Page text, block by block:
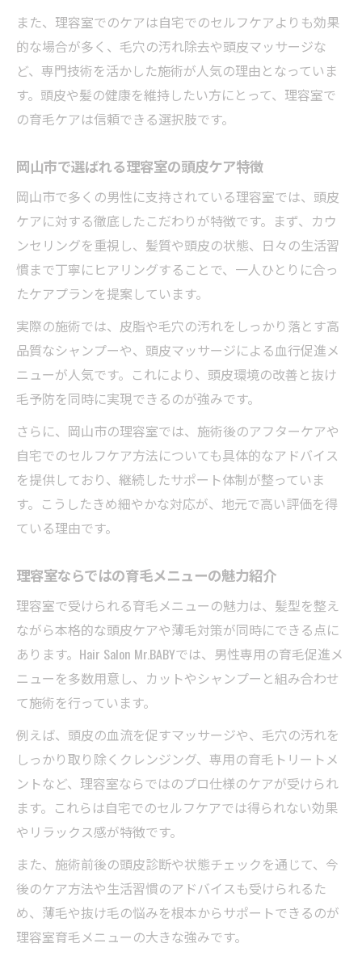
理容室が実現する薄毛悩みを活かすスタイ
ル
理容室メニューで叶える大人男性のボリューム
アップ
理容室のメニューで髪のボリュームを回復
大人男性に理容室が提案するボリューム対
理容室の施術で実感できる髪の変化とは
育毛促進を叶える理容室メニューの選び方
大人男性の薄毛悩みに理容室ができること
プロによる頭皮診断とカウンセリングの流れ
理容室の頭皮診断で分かる現状と改善策
理容室のプロが行うカウンセリングの内容
頭皮診断から導く理容室のオーダーメイド
ケア
理容室で安心できる頭皮相談のポイント
カウンセリングで理容室が重視する視点
また、理容室でのケアは自宅でのセルフケアよりも効果
的な場合が多く、毛穴の汚れ除去や頭皮マッサージな
ど、専門技術を活かした施術が人気の理由となっていま
す。頭皮や髪の健康を維持したい方にとって、理容室で
の育毛ケアは信頼できる選択肢です。
岡山市で選ばれる理容室の頭皮ケア特徴
岡山市で多くの男性に支持されている理容室では、頭皮
ケアに対する徹底したこだわりが特徴です。まず、カウ
ンセリングを重視し、髪質や頭皮の状態、日々の生活習
慣まで丁寧にヒアリングすることで、一人ひとりに合っ
たケアプランを提案しています。
実際の施術では、皮脂や毛穴の汚れをしっかり落とす高
品質なシャンプーや、頭皮マッサージによる血行促進メ
ニューが人気です。これにより、頭皮環境の改善と抜け
毛予防を同時に実現できるのが強みです。
さらに、岡山市の理容室では、施術後のアフターケアや
自宅でのセルフケア方法についても具体的なアドバイス
を提供しており、継続したサポート体制が整っていま
す。こうしたきめ細やかな対応が、地元で高い評価を得
ている理由です。
理容室ならではの育毛メニューの魅力紹介
理容室で受けられる育毛メニューの魅力は、髪型を整え
ながら本格的な頭皮ケアや薄毛対策が同時にできる点に
あります。Hair Salon Mr.BABYでは、男性専用の育毛促進メ
ニューを多数用意し、カットやシャンプーと組み合わせ
て施術を行っています。
例えば、頭皮の血流を促すマッサージや、毛穴の汚れを
しっかり取り除くクレンジング、専用の育毛トリートメ
ントなど、理容室ならではのプロ仕様のケアが受けられ
ます。これらは自宅でのセルフケアでは得られない効果
やリラックス感が特徴です。
また、施術前後の頭皮診断や状態チェックを通じて、今
後のケア方法や生活習慣のアドバイスも受けられるた
め、薄毛や抜け毛の悩みを根本からサポートできるのが
理容室育毛メニューの大きな強みです。